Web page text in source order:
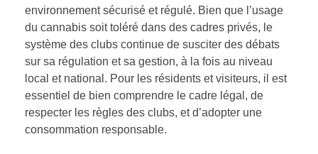
environnement sécurisé et régulé. Bien que l’usage
du cannabis soit toléré dans des cadres privés, le
système des clubs continue de susciter des débats
sur sa régulation et sa gestion, à la fois au niveau
local et national. Pour les résidents et visiteurs, il est
essentiel de bien comprendre le cadre légal, de
respecter les règles des clubs, et d’adopter une
consommation responsable.